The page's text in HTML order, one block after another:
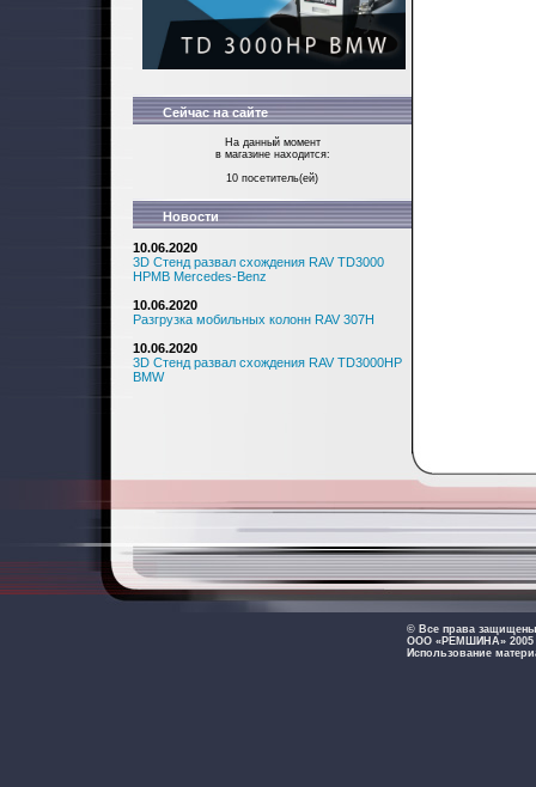
Сейчас на сайте
На данный момент
в магазине находится:
10 посетитель(ей)
Новости
10.06.2020
3D Стенд развал схождения RAV TD3000
HPMB Mercedes-Benz
10.06.2020
Разгрузка мобильных колонн RAV 307H
10.06.2020
3D Стенд развал схождения RAV TD3000HP
BMW
© Все права защищены
ООО «РЕМШИНА» 2005
Использование